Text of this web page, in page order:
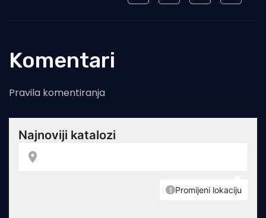
Komentari
Pravila komentiranja